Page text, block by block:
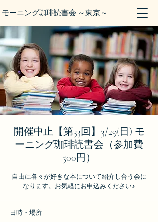
モーニング珈琲読書会 ～東京～
開催中止【第33回】3/29(日) モ
ーニング珈琲読書会（参加費
500円）
自由に各々が好きな本について紹介し合う会に
なります。お気軽にお申込みください♪
日時・場所